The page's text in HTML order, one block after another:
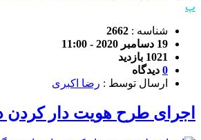
پ
شناسه : 2662
19 دسامبر 2020 - 11:00
1021 بازدید
0 دیدگاه
ارسال توسط : رضا اکبری
اجرای طرح هویت دار کردن